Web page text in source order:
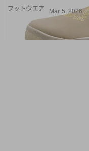
フットウエア Mar 5, 2026